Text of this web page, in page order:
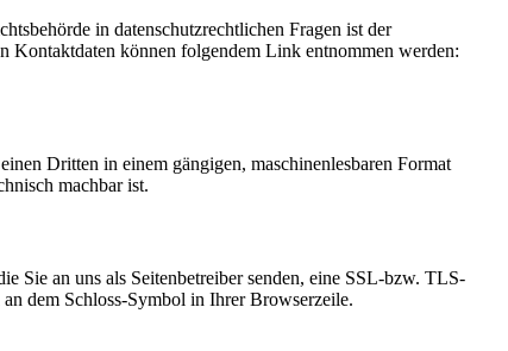
in datenschutzrechtlichen Fragen ist der
Kontaktdaten können folgendem Link entnommen werden:
Dritten in einem gängigen, maschinenlesbaren Format
machbar ist.
Sie an uns als Seitenbetreiber senden, eine SSL-bzw. TLS-
dem Schloss-Symbol in Ihrer Browserzeile.